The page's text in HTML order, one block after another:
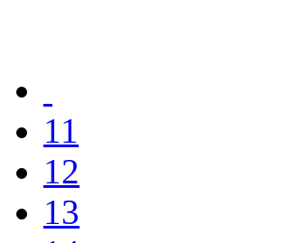
11
12
13